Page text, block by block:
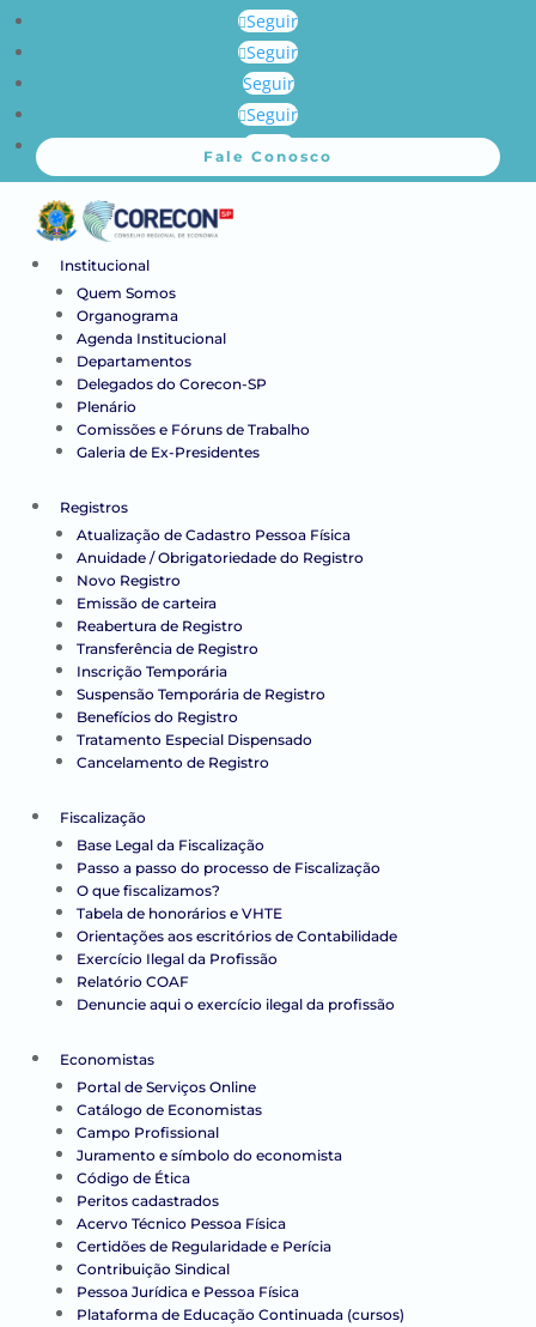
Seguir
Seguir
Seguir
Seguir
Seguir
Fale Conosco
Institucional
Quem Somos
Organograma
Agenda Institucional
Departamentos
Delegados do Corecon-SP
Plenário
Comissões e Fóruns de Trabalho
Galeria de Ex-Presidentes
Registros
Atualização de Cadastro Pessoa Física
Anuidade / Obrigatoriedade do Registro
Novo Registro
Emissão de carteira
Reabertura de Registro
Transferência de Registro
Inscrição Temporária
Suspensão Temporária de Registro
Benefícios do Registro
Tratamento Especial Dispensado
Cancelamento de Registro
Fiscalização
Base Legal da Fiscalização
Passo a passo do processo de Fiscalização
O que fiscalizamos?
Tabela de honorários e VHTE
Orientações aos escritórios de Contabilidade
Exercício Ilegal da Profissão
Relatório COAF
Denuncie aqui o exercício ilegal da profissão
Economistas
Portal de Serviços Online
Catálogo de Economistas
Campo Profissional
Juramento e símbolo do economista
Código de Ética
Peritos cadastrados
Acervo Técnico Pessoa Física
Certidões de Regularidade e Perícia
Contribuição Sindical
Pessoa Jurídica e Pessoa Física
Plataforma de Educação Continuada (cursos)